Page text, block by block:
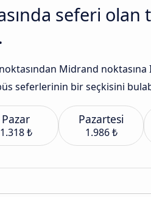
seferi olan
Midrand
seferlerinin bir seçkisini
Pazar
1.318 ₺
Pazartesi
1.986 ₺